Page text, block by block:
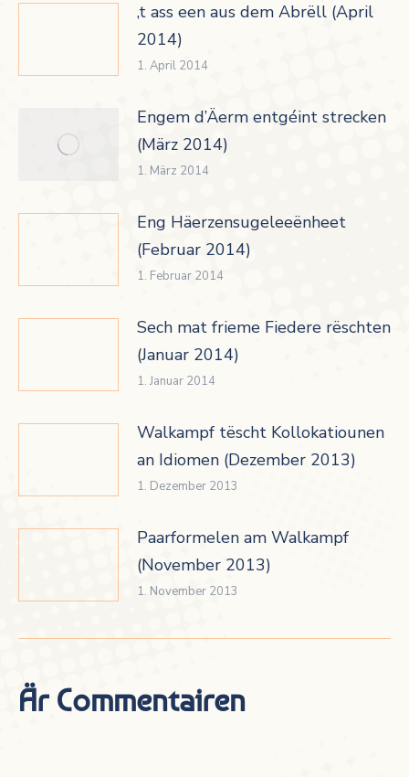
‚t ass een aus dem Abrëll (April
2014)
1. April 2014
Engem d’Äerm entgéint strecken
(März 2014)
1. März 2014
Eng Häerzensugeleeënheet
(Februar 2014)
1. Februar 2014
Sech mat frieme Fiedere rëschten
(Januar 2014)
1. Januar 2014
Walkampf tëscht Kollokatiounen
an Idiomen (Dezember 2013)
1. Dezember 2013
Paarformelen am Walkampf
(November 2013)
1. November 2013
Är Commentairen